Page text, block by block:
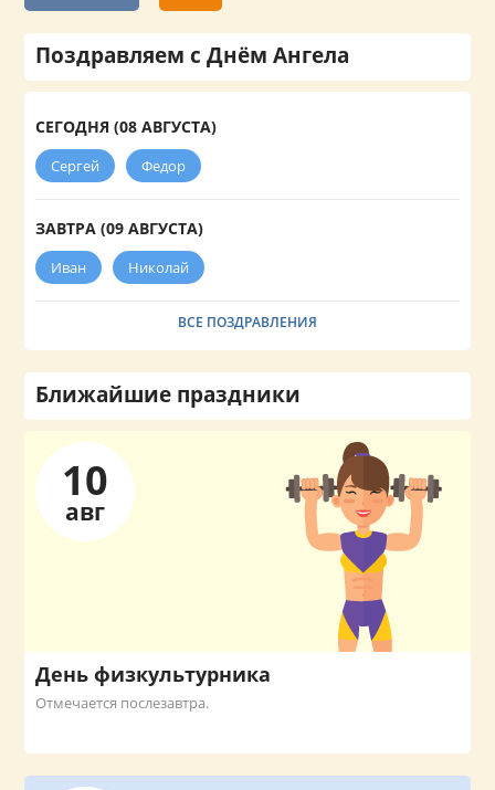
Поздравляем с Днём Ангела
СЕГОДНЯ (08 АВГУСТА)
Сергей Федор
ЗАВТРА (09 АВГУСТА)
Иван Николай
ВСЕ ПОЗДРАВЛЕНИЯ
Ближайшие праздники
10
авг
День физкультурника
Отмечается послезавтра.